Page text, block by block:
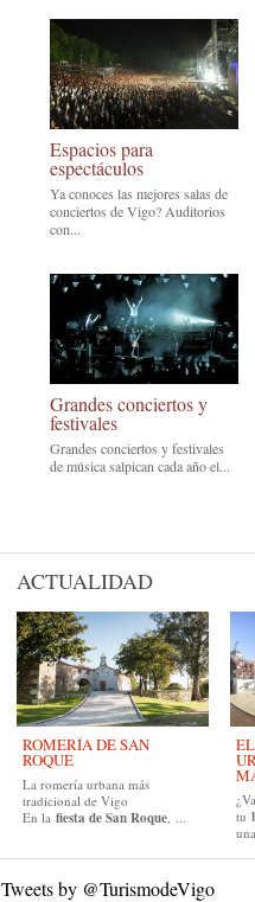
Espacios para
espectáculos
Ya conoces las mejores salas de
conciertos de Vigo? Auditorios
con...
Grandes conciertos y
festivales
Grandes conciertos y festivales
de música salpican cada año el...
ACTUALIDAD
ROMERÍA DE SAN
ROQUE
La romería urbana más
tradicional de Vigo
En la fiesta de San Roque, ...
tu
Tweets by @TurismodeVigo